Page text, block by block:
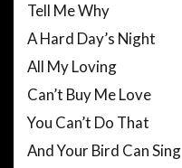
Tell Me Why
A Hard Day’s Night
All My Loving
Can’t Buy Me Love
You Can’t Do That
And Your Bird Can Sing